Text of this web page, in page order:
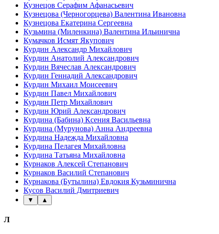
Кузнецов Серафим Афанасьевич
Кузнецова (Черногорцева) Валентина Ивановна
Кузнецова Екатерина Сергеевна
Кузьмина (Миленкина) Валентина Ильинична
Кумачков Исмят Якупович
Курдин Александр Михайлович
Курдин Анатолий Александрович
Курдин Вячеслав Александрович
Курдин Геннадий Александрович
Курдин Михаил Моисеевич
Курдин Павел Михайлович
Курдин Петр Михайлович
Курдин Юрий Александрович
Курдина (Бабина) Ксения Васильевна
Курдина (Мурунова) Анна Андреевна
Курдина Надежда Михайловна
Курдина Пелагея Михайловна
Курдина Татьяна Михайловна
Курнаков Алексей Степанович
Курнаков Василий Степанович
Курнакова (Бутылина) Евдокия Кузьминична
Кусов Василий Дмитриевич
▼ ▲
Л